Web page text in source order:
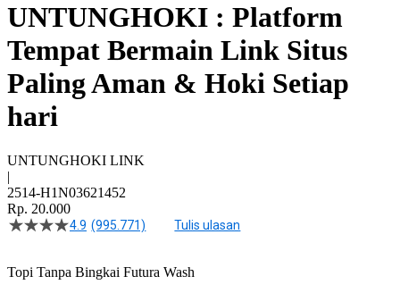
UNTUNGHOKI : Platform
Tempat Bermain Link Situs
Paling Aman & Hoki Setiap
hari
UNTUNGHOKI LINK
|
2514-H1N03621452
Rp. 20.000
4.5
bintang,
4.9 (995.771) Tulis ulasan
Topi Tanpa Bingkai Futura Wash